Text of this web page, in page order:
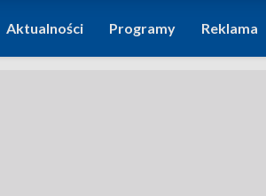
Aktualności Programy Reklama